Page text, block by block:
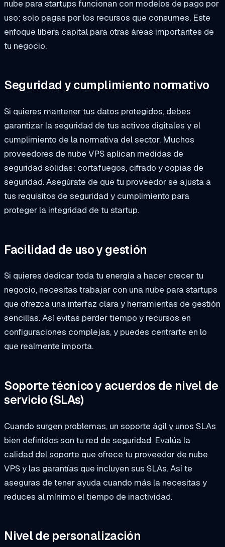
nube para startups funcionan con modelos de pago por
uso: solo pagas por los recursos que consumes. Este
enfoque libera capital para otras áreas importantes de
tu negocio.
Seguridad y cumplimiento normativo
Si quieres mantener tus datos protegidos, debes
garantizar la seguridad de tus activos digitales y el
cumplimiento de la normativa del sector. Muchos
proveedores de nube VPS aplican medidas de
seguridad sólidas: cortafuegos, cifrado y copias de
seguridad. Asegúrate de que tu proveedor se ajusta a
tus requisitos de seguridad y cumplimiento para
proteger la integridad de tu startup.
Facilidad de uso y gestión
Si quieres dedicar toda tu energía a hacer crecer tu
negocio, necesitas trabajar con una nube para startups
que ofrezca una interfaz clara y herramientas de gestión
sencillas. Así evitas perder tiempo y recursos en
configuraciones complejas, y puedes centrarte en lo
que realmente importa.
Soporte técnico y acuerdos de nivel de
servicio (SLAs)
Cuando surgen problemas, un soporte ágil y unos SLAs
bien definidos son tu red de seguridad. Evalúa la
calidad del soporte que ofrece tu proveedor de nube
VPS y las garantías que incluyen sus SLAs. Así te
aseguras de tener ayuda cuando más la necesitas y
reduces al mínimo el tiempo de inactividad.
Nivel de personalización